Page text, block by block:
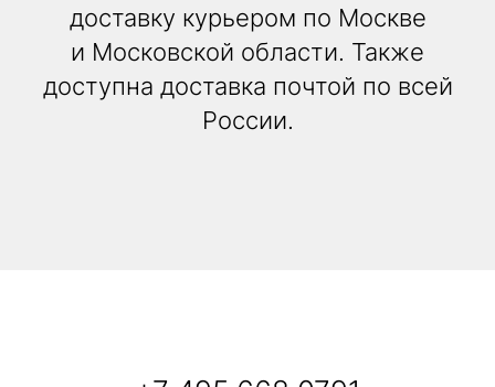
доставку курьером по Москве
и Московской области. Также
доступна доставка почтой по всей
России.